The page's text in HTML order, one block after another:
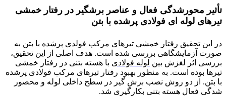
تأثیر محورشدگی فعال و عناصر برشگیر در رفتار خمشی
تیرهای لوله ای فولادی پرشده با بتن
در این تحقیق رفتار خمشی تیرهای مرکب فولدی پرشده با بتن به
صورت آزمایشگاهی بررسی شده است. هدف اصلی از این تحقیق،
بررسی اثر لغزش بین لوله فولادی با هسته بتنی در رفتار خمشی
تیرها بوده است. به منظور بهبود رفتار تیرهای مرکب فولادی پرشده
با بتن. از دو روش نصب برش گیر در سطح داخلی لوله و محصور
شدگی فعال هسته بتنی بکارگیری شد.